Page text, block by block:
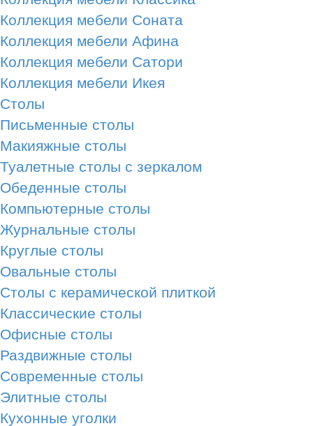
Коллекция мебели Соната
Коллекция мебели Афина
Коллекция мебели Сатори
Коллекция мебели Икея
Столы
Письменные столы
Макияжные столы
Туалетные столы с зеркалом
Обеденные столы
Компьютерные столы
Журнальные столы
Круглые столы
Овальные столы
Столы с керамической плиткой
Классические столы
Офисные столы
Раздвижные столы
Современные столы
Элитные столы
Кухонные уголки